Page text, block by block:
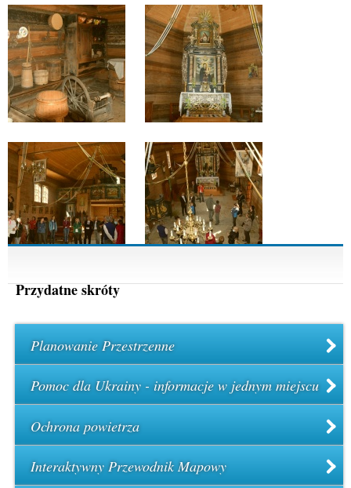
Przydatne skróty
Planowanie Przestrzenne
Pomoc dla Ukrainy - informacje w jednym miejscu
Ochrona powietrza
Interaktywny Przewodnik Mapowy